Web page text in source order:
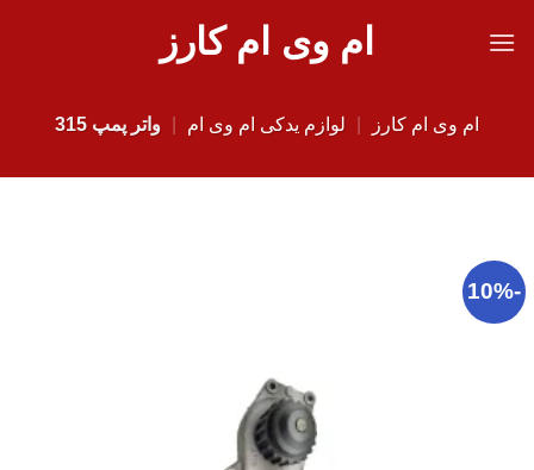
ام وی ام کارز
ام وی ام کارز لوازم یدکی ام وی ام واتر پمپ 315
-10%